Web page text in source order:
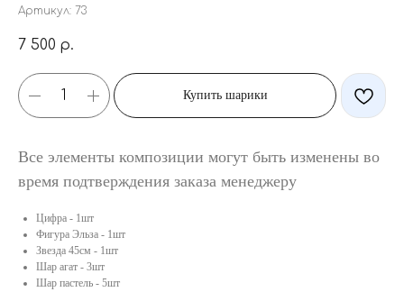
Артикул: 73
7 500 р.
Купить шарики
Все элементы композиции могут быть изменены во
время подтверждения заказа менеджеру
Цифра - 1шт
Фигура Эльза - 1шт
Звезда 45см - 1шт
Шар агат - 3шт
Шар пастель - 5шт